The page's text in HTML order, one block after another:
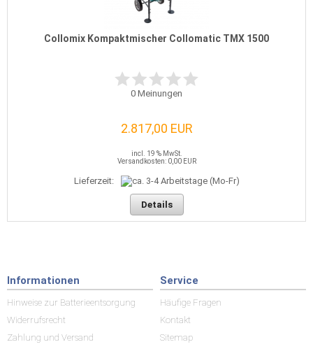
Collomix Kompaktmischer Collomatic TMX 1500
0 Meinungen
2.817,00 EUR
incl. 19 % MwSt.
Versandkosten: 0,00 EUR
Lieferzeit:
Details
Informationen
Hinweise zur Batterieentsorgung
Widerrufsrecht
Zahlung und Versand
Service
Häufige Fragen
Kontakt
Sitemap